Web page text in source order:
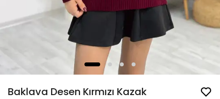
Baklava Desen Kırmızı Kazak